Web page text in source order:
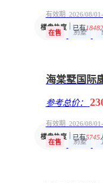
有效期 2026/08/
在售 别墅
楼盘热度 已有18482
参考总价：
有效期 2026/08/
在售 别墅
楼盘热度 已有5745